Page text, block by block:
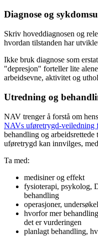
Diagnose og
Skriv hoveddiagnosen og
hvordan tilstanden har
Ikke bruk diagnose som
"depresjon" forteller lite
arbeidsevne, aktivitet og
Utredning og
NAV trenger å forstå om
NAVs uføretrygd-veiledning
behandling og
uføretrygd kan innvilges,
Ta med:
medisiner og effekt
fysioterapi, psykolog,
behandling
operasjoner,
hvorfor mer
det er vurderingen
planlagt behandling,